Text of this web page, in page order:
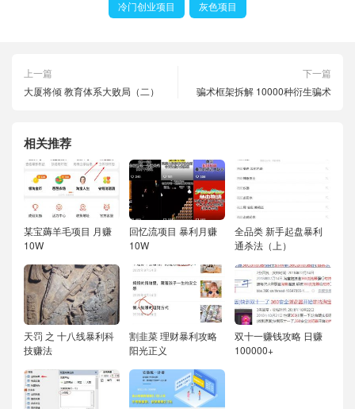
冷门创业项目 灰色项目
上一篇
大厦将倾 教育体系大败局（二）
下一篇
骗术框架拆解 10000种衍生骗术
相关推荐
某宝薅羊毛项目 月赚
10W
回忆流项目 暴利月赚
10W
全品类 新手起盘暴利
通杀法（上）
天罚 之 十八线暴利科
技赚法
割韭菜 理财暴利攻略
阳光正义
双十一赚钱攻略 日赚
100000+